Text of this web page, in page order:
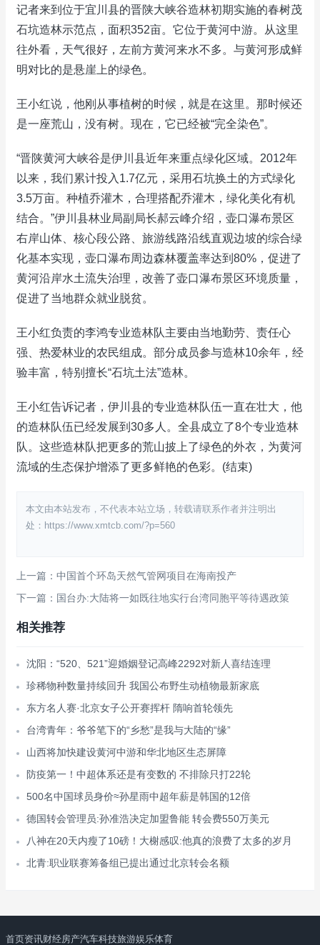
记者来到位于宜川县的晋陕大峡谷造林初期实施的春树茂
石坑造林示范点，面积352亩。它位于黄河中游。从这里
往外看，天气很好，左前方黄河来水不多。与黄河形成鲜
明对比的是悬崖上的绿色。
王小红说，他刚从事植树的时候，就是在这里。那时候还
是一座荒山，没有树。现在，它已经被“完全染色”。
“晋陕黄河大峡谷是伊川县近年来重点绿化区域。2012年
以来，我们累计投入1.7亿元，采用石坑换土的方式绿化
3.5万亩。种植乔灌木，合理搭配乔灌木，绿化美化有机
结合。”伊川县林业局副局长郝云峰介绍，壶口瀑布景区
右岸山体、核心段公路、旅游线路沿线直观边坡的综合绿
化基本实现，壶口瀑布周边森林覆盖率达到80%，促进了
黄河沿岸水土流失治理，改善了壶口瀑布景区环境质量，
促进了当地群众就业脱贫。
王小红负责的李鸿专业造林队主要由当地勤劳、责任心
强、热爱林业的农民组成。部分成员参与造林10余年，经
验丰富，特别擅长“石坑土法”造林。
王小红告诉记者，伊川县的专业造林队伍一直在壮大，他
的造林队伍已经发展到30多人。全县成立了8个专业造林
队。这些造林队把更多的荒山披上了绿色的外衣，为黄河
流域的生态保护增添了更多鲜艳的色彩。(结束)
本文由本站发布，不代表本站立场，转载请联系作者并注明出
处：https://www.xmtcb.com/?p=560
上一篇：中国首个环岛天然气管网项目在海南投产
下一篇：国台办:大陆将一如既往地实行台湾同胞平等待遇政策
相关推荐
沈阳：“520、521”迎婚姻登记高峰2292对新人喜结连理
珍稀物种数量持续回升 我国公布野生动植物最新家底
东方名人赛·北京女子公开赛挥杆 隋响首轮领先
台湾青年：爷爷笔下的“乡愁”是我与大陆的“缘”
山西将加快建设黄河中游和华北地区生态屏障
防疫第一！中超体系还是有变数的 不排除只打22轮
500名中国球员身价≈孙星雨中超年薪是韩国的12倍
德国转会管理员:孙准浩决定加盟鲁能 转会费550万美元
八神在20天内瘦了10磅！大榭感叹:他真的浪费了太多的岁月
北青:职业联赛筹备组已提出通过北京转会名额
首页资讯财经房产汽车科技旅游娱乐体育